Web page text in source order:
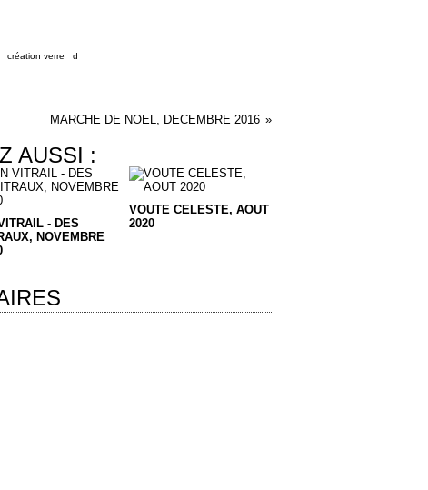
création verre d
MARCHE DE NOEL, DECEMBRE 2016
AUSSI :
- DES
NOVEMBRE
VOUTE CELESTE, AOUT
2020